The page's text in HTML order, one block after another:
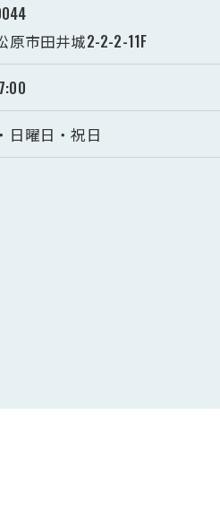
原市田井城2-2-2-11F
日曜日・祝日